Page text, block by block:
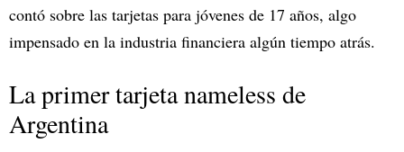
contó sobre las tarjetas para jóvenes de 17 años, algo
impensado en la industria financiera algún tiempo atrás.
La primer tarjeta nameless de
Argentina